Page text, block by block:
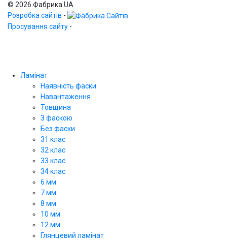
© 2026 Фабрика.UA
Розробка сайтів -
Просування сайту -
Ламінат
Наявність фаски
Навантаження
Товщина
З фаскою
Без фаски
31 клас
32 клас
33 клас
34 клас
6 мм
7 мм
8 мм
10 мм
12 мм
Глянцевий ламінат